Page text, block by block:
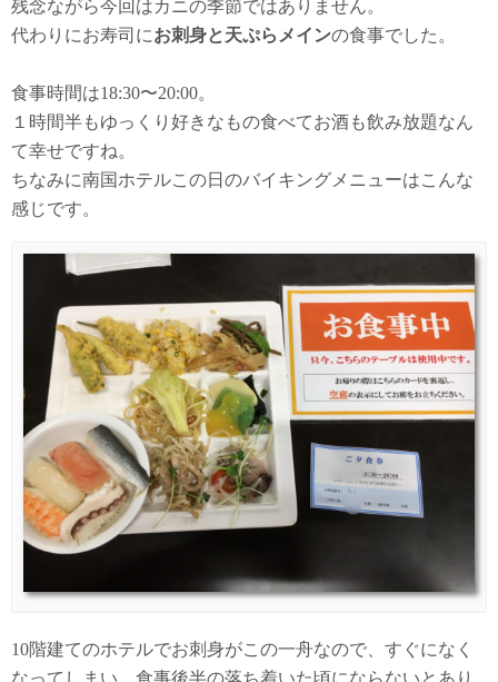
残念ながら今回はカニの季節ではありません。
代わりにお寿司にお刺身と天ぷらメインの食事でした。
食事時間は18:30〜20:00。
１時間半もゆっくり好きなもの食べてお酒も飲み放題なん
て幸せですね。
ちなみに南国ホテルこの日のバイキングメニューはこんな
感じです。
10階建てのホテルでお刺身がこの一舟なので、すぐになく
なってしまい、食事後半の落ち着いた頃にならないとあり